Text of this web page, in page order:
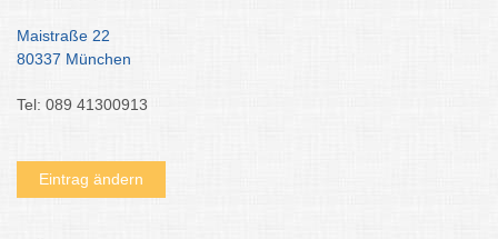
Maistraße 22
80337 München
Tel: 089 41300913
Eintrag ändern